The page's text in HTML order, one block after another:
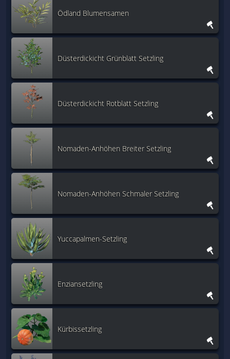
Ödland Blumensamen
Düsterdickicht Grünblatt Setzling
Düsterdickicht Rotblatt Setzling
Nomaden-Anhöhen Breiter Setzling
Nomaden-Anhöhen Schmaler Setzling
Yuccapalmen-Setzling
Enziansetzling
Kürbissetzling